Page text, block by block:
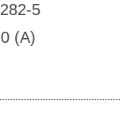
5
(A)